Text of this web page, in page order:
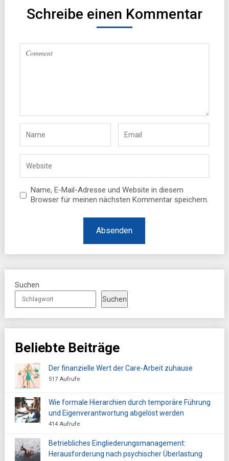
Schreibe einen Kommentar
Name, E-Mail-Adresse und Website in diesem
Browser für meinen nächsten Kommentar speichern.
Suchen
Suchen
Beliebte Beiträge
Der finanzielle Wert der Care-Arbeit zuhause
517 Aufrufe
Wie formale Hierarchien durch temporäre Führung
und Eigenverantwortung abgelöst werden
414 Aufrufe
Betriebliches Eingliederungsmanagement:
Herausforderung nach psychischer Überlastung